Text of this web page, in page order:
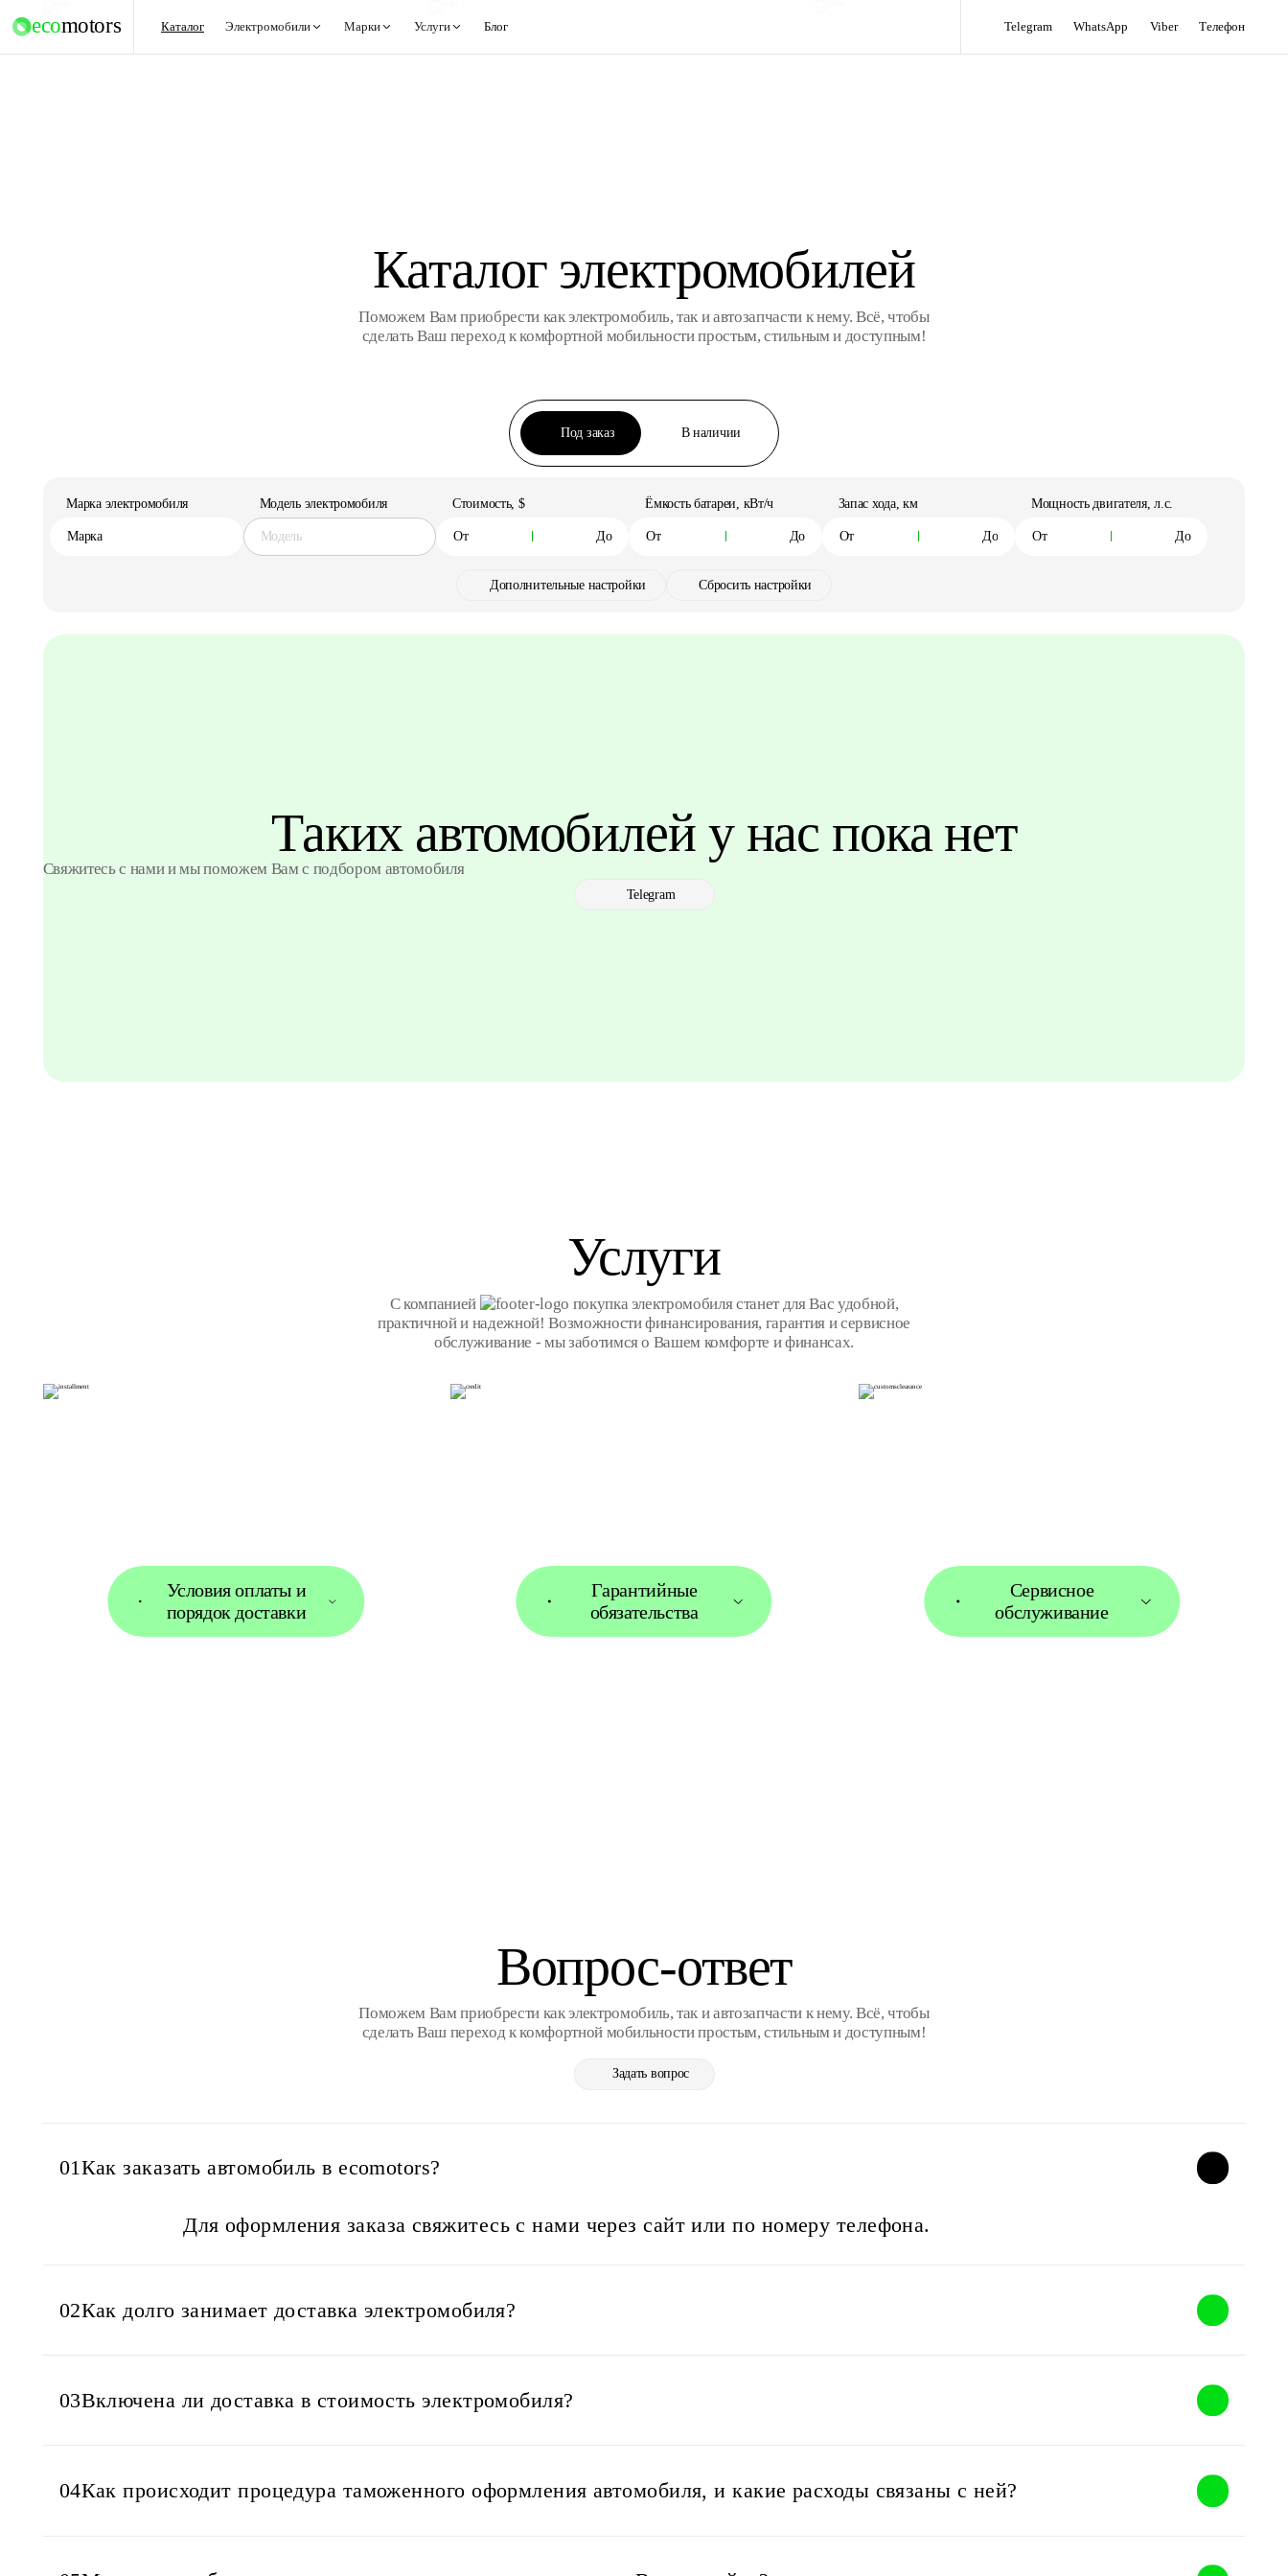
ecomotors Каталог Электромобили Марки Услуги Блог Telegram WhatsApp Viber Телефон
Каталог электромобилей
Поможем Вам приобрести как электромобиль, так и автозапчасти к нему. Всё, чтобы
сделать Ваш переход к комфортной мобильности простым, стильным и доступным!
Под заказ В наличии
Марка электромобиля
Марка
Модель электромобиля
Модель
Стоимость, $ Ёмкость батареи, кВт/ч Запас хода, км Мощность двигателя, л.с.
Дополнительные настройки Сбросить настройки
Таких автомобилей у нас пока нет
Свяжитесь с нами и мы поможем Вам с подбором автомобиля
Telegram
Услуги
С компанией
покупка электромобиля станет для Вас удобной,
практичной и надежной! Возможности финансирования, гарантия и сервисное
обслуживание - мы заботимся о Вашем комфорте и финансах.
Условия оплаты и
порядок доставки
Гарантийные
обязательства
Сервисное
обслуживание
Вопрос-ответ
Поможем Вам приобрести как электромобиль, так и автозапчасти к нему. Всё, чтобы
сделать Ваш переход к комфортной мобильности простым, стильным и доступным!
Задать вопрос
01Как заказать автомобиль в ecomotors?
Для оформления заказа свяжитесь с нами через сайт или по номеру телефона.
02Как долго занимает доставка электромобиля?
03Включена ли доставка в стоимость электромобиля?
04Как происходит процедура таможенного оформления автомобиля, и какие расходы связаны с ней?